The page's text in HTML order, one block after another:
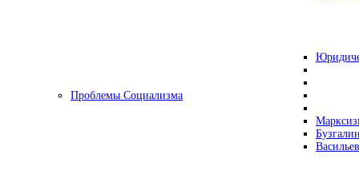
Проблемы Социализма